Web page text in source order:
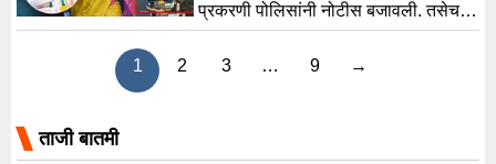
प्रकरणी पोलिसांनी नोटीस बजावली. तसेच
कारवाईचे निर्देश दिले आहेत.
1 2 3 … 9 →
ताजी बातमी